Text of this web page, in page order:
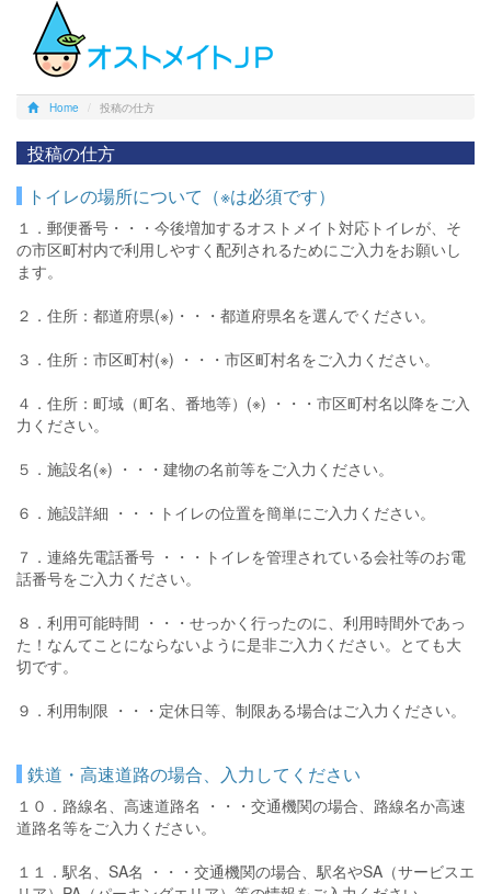
Home 投稿の仕方
投稿の仕方
トイレの場所について（※は必須です）
１．郵便番号・・・今後増加するオストメイト対応トイレが、そ
の市区町村内で利用しやすく配列されるためにご入力をお願いし
ます。
２．住所：都道府県(※)・・・都道府県名を選んでください。
３．住所：市区町村(※) ・・・市区町村名をご入力ください。
４．住所：町域（町名、番地等）(※) ・・・市区町村名以降をご入
力ください。
５．施設名(※) ・・・建物の名前等をご入力ください。
６．施設詳細 ・・・トイレの位置を簡単にご入力ください。
７．連絡先電話番号 ・・・トイレを管理されている会社等のお電
話番号をご入力ください。
８．利用可能時間 ・・・せっかく行ったのに、利用時間外であっ
た！なんてことにならないように是非ご入力ください。とても大
切です。
９．利用制限 ・・・定休日等、制限ある場合はご入力ください。
鉄道・高速道路の場合、入力してください
１０．路線名、高速道路名 ・・・交通機関の場合、路線名か高速
道路名等をご入力ください。
１１．駅名、SA名 ・・・交通機関の場合、駅名やSA（サービスエ